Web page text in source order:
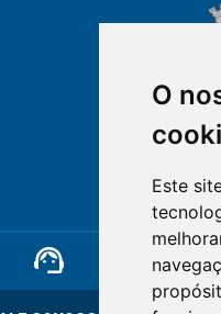
O
Este
NOVA
support_agent